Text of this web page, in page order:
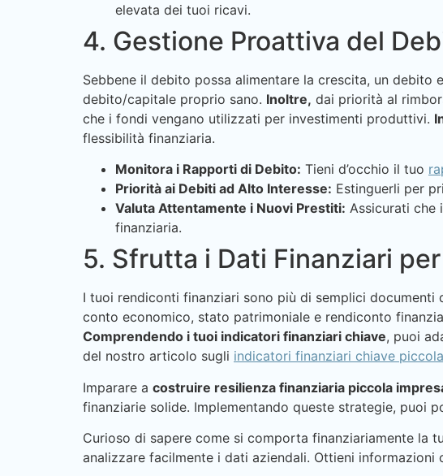
elevata dei tuoi ricavi.
4. Gestione Proattiva del
Sebbene il debito possa alimentare la crescita, un
debito/capitale proprio sano. Inoltre, dai priorità al
che i fondi vengano utilizzati per investimenti produttivi.
flessibilità finanziaria.
Monitora i Rapporti di Debito: Tieni d’occhio il tuo
Priorità ai Debiti ad Alto Interesse: Estinguerli per
Valuta Attentamente i Nuovi Prestiti: Assicurati che
finanziaria.
5. Sfrutta i Dati Finanziari
I tuoi rendiconti finanziari sono più di semplici
conto economico, stato patrimoniale e rendiconto
Comprendendo i tuoi indicatori finanziari chiave, puoi
del nostro articolo sugli indicatori finanziari chiave
Imparare a costruire resilienza finanziaria piccola
finanziarie solide. Implementando queste strategie, puoi
Curioso di sapere come si comporta finanziariamente la
analizzare facilmente i dati aziendali. Ottieni informazioni